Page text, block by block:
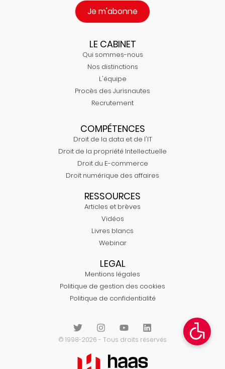
Je m'abonne
LE CABINET
Qui sommes-nous
Nos distinctions
L'équipe
Procès des Jurisnautes
Recrutement
COMPÉTENCES
Droit de la data et de l'IT
Droit de la propriété Intellectuelle
Droit du E-commerce
Droit numérique des affaires
RESSOURCES
Articles et brèves
Vidéos
Livres blancs
Webinar
LEGAL
Mentions légales
Politique de gestion des cookies
Politique de confidentialité
© 1998-2026 - Tous droits réservés